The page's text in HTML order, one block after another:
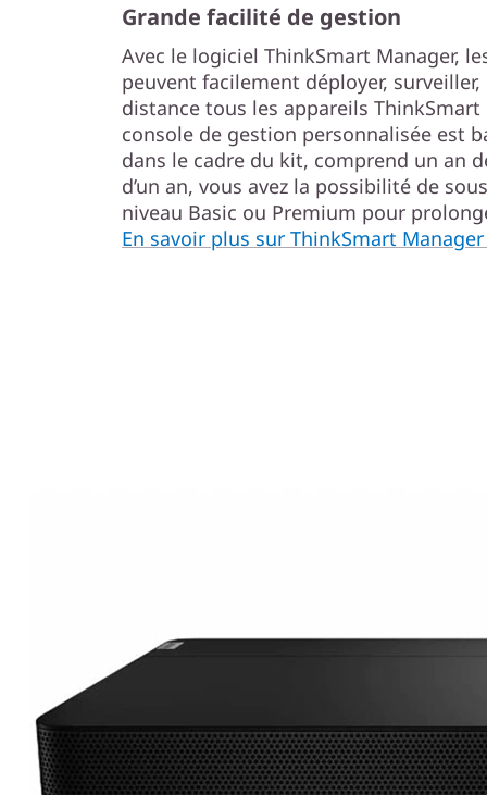
Grande facilité de gestion
Avec le logiciel ThinkSmart Manager,
peuvent facilement déployer,
distance tous les appareils
console de gestion personnalisée est
dans le cadre du kit, comprend un an
d’un an, vous avez la possibilité de
niveau Basic ou Premium pour
En savoir plus sur ThinkSmart Manager